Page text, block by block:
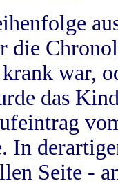
die
war,
das
In
Seite -